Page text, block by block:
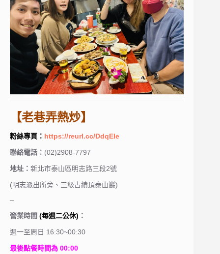
【老巷弄熱炒】
粉絲專頁： https://reurl.cc/DdqEle
聯絡電話： (02)2908-7797
地址： 新北市泰山區明志路三段2號
(明志派出所旁、三級古績頂泰山巖)
–
營業時間 (每週二公休) ：
週一至周日 16:30~00:30
最後點餐時間為 00:00